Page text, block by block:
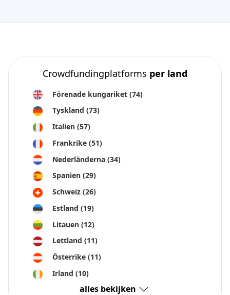
investeringsplattformar innan jag väljer en plattform?
Rekommenderat
Crowdfundingplatforms per land
Förenade kungariket (74)
Tyskland (73)
Italien (57)
Frankrike (51)
Nederländerna (34)
Spanien (29)
Schweiz (26)
Estland (19)
Litauen (12)
Lettland (11)
Österrike (11)
Irland (10)
alles bekijken